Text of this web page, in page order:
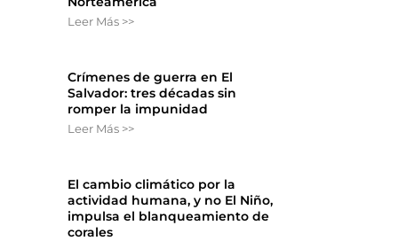
Leer Más >>
Crímenes de guerra en El
Salvador: tres décadas sin
romper la impunidad
Leer Más >>
El cambio climático por la
actividad humana, y no El Niño,
impulsa el blanqueamiento de
corales